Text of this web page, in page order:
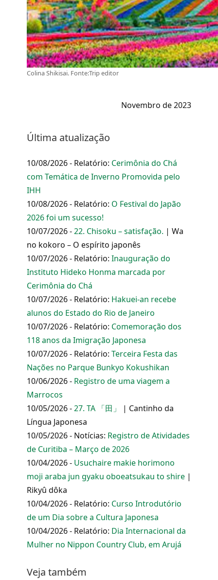
Colina Shikisai. Fonte:Trip editor
Novembro de 2023
Última atualização
10/08/2026 - Relatório: Cerimônia do Chá
com Temática de Inverno Promovida pelo
IHH
10/08/2026 - Relatório: O Festival do Japão
2026 foi um sucesso!
10/07/2026 -22. Chisoku – satisfação. | Wa
no kokoro – O espírito japonês
10/07/2026 - Relatório: Inauguração do
Instituto Hideko Honma marcada por
Cerimônia do Chá
10/07/2026 - Relatório: Hakuei-an recebe
alunos do Estado do Rio de Janeiro
10/07/2026 - Relatório: Comemoração dos
118 anos da Imigração Japonesa
10/07/2026 - Relatório: Terceira Festa das
Nações no Parque Bunkyo Kokushikan
10/06/2026 - Registro de uma viagem a
Marrocos
10/05/2026 -27. TA 「田」
| Cantinho da
Língua Japonesa
10/05/2026 - Notícias: Registro de Atividades
de Curitiba – Março de 2026
10/04/2026 - Usuchaire makie horimono
moji araba jun gyaku oboeatsukau to shire |
Rikyû dôka
10/04/2026 - Relatório: Curso Introdutório
de um Dia sobre a Cultura Japonesa
10/04/2026 - Relatório: Dia Internacional da
Mulher no Nippon Country Club, em Arujá
Veja também